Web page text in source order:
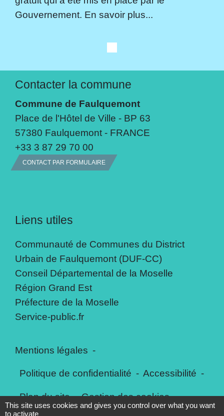
Gouvernement. En savoir plus...
Contacter la commune
Commune de Faulquemont
Place de l'Hôtel de Ville - BP 63
57380 Faulquemont - FRANCE
+33 3 87 29 70 00
CONTACT PAR FORMULAIRE
Liens utiles
Communauté de Communes du District
Urbain de Faulquemont (DUF-CC)
Conseil Départemental de la Moselle
Région Grand Est
Préfecture de la Moselle
Service-public.fr
Mentions légales -
Politique de confidentialité - Accessibilité -
Plan du site - Gestion des cookies
This site uses cookies and gives you control over what you want
to activate